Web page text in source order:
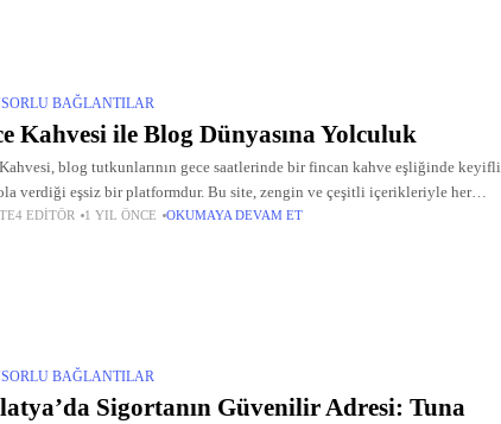
BAĞLANTILAR
Kahvesi ile Blog Dünyasına Yolculuk
blog tutkunlarının gece saatlerinde bir fincan kahve eşliğinde keyifli
verdiği eşsiz bir platformdur. Bu site, zengin ve çeşitli içerikleriyle her
okura hitap eder. Gece Kahvesi,
EDITÖR 1 YIL ÖNCE OKUMAYA DEVAM ET
BAĞLANTILAR
Sigortanın Güvenilir Adresi: Tuna